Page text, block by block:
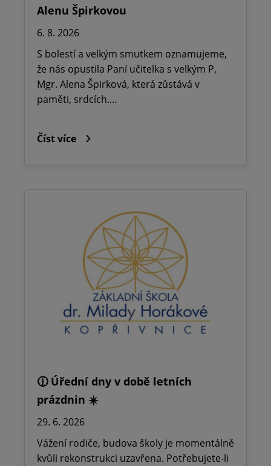
Alenu Špirkovou
6. 8. 2026
S bolestí a velkým smutkem oznamujeme,
že nás opustila Paní učitelka s velkým P,
Mgr. Alena Špirková, která zůstává v
paměti, srdcích.…
Číst více
🕧 Úřední dny v době letních
prázdnin ☀️
29. 6. 2026
Vážení rodiče, budova školy je momentálně
kvůli rekonstrukci uzavřena. Potřebujete-li